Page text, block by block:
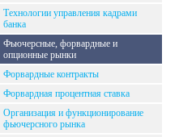
Технологии управления кадрами
банка
Фьючерсные, форвардные и
опционные рынки
Форвардные контракты
Форвардная процентная ставка
Организация и функционирование
фьючерсного рынка